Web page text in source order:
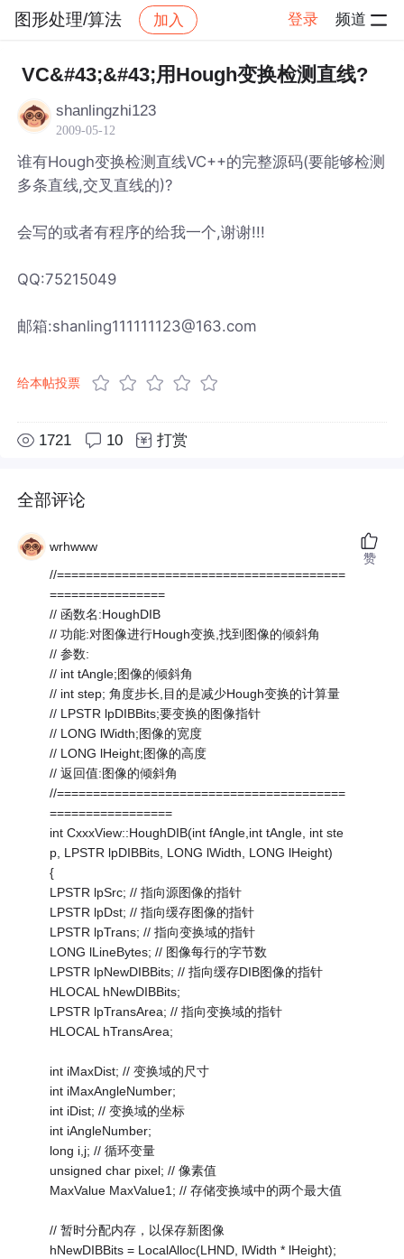
图形处理/算法 加入 登录 频道
社区 图形处理/算法 帖子详情
VC&#43;&#43;用Hough变换检测直线?
shanlingzhi123
2009-05-12
谁有Hough变换检测直线VC++的完整源码(要能够检测
多条直线,交叉直线的)?
会写的或者有程序的给我一个,谢谢!!!
QQ:75215049
邮箱:shanling111111123@163.com
给本帖投票
1721 10 打赏
全部评论
wrhwww
//========================================
================
// 函数名:HoughDIB
// 功能:对图像进行Hough变换,找到图像的倾斜角
// 参数:
// int tAngle;图像的倾斜角
// int step; 角度步长,目的是减少Hough变换的计算量
// LPSTR lpDIBBits;要变换的图像指针
// LONG lWidth;图像的宽度
// LONG lHeight;图像的高度
// 返回值:图像的倾斜角
//========================================
=================
int CxxxView::HoughDIB(int fAngle,int tAngle, int ste
p, LPSTR lpDIBBits, LONG lWidth, LONG lHeight)
{
LPSTR lpSrc; // 指向源图像的指针
LPSTR lpDst; // 指向缓存图像的指针
LPSTR lpTrans; // 指向变换域的指针
LONG lLineBytes; // 图像每行的字节数
LPSTR lpNewDIBBits; // 指向缓存DIB图像的指针
HLOCAL hNewDIBBits;
LPSTR lpTransArea; // 指向变换域的指针
HLOCAL hTransArea;
int iMaxDist; // 变换域的尺寸
int iMaxAngleNumber;
int iDist; // 变换域的坐标
int iAngleNumber;
long i,j; // 循环变量
unsigned char pixel; // 像素值
MaxValue MaxValue1; // 存储变换域中的两个最大值
// 暂时分配内存，以保存新图像
hNewDIBBits = LocalAlloc(LHND, lWidth * lHeight);
赞